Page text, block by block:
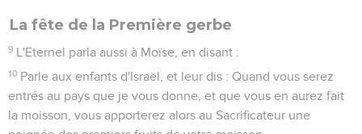
La fête de la Première gerbe
9 L'Eternel parla aussi à Moïse, en disant :
10 Parle aux enfants d'Israël, et leur dis : Quand vous serez
entrés au pays que je vous donne, et que vous en aurez fait
la moisson, vous apporterez alors au Sacrificateur une